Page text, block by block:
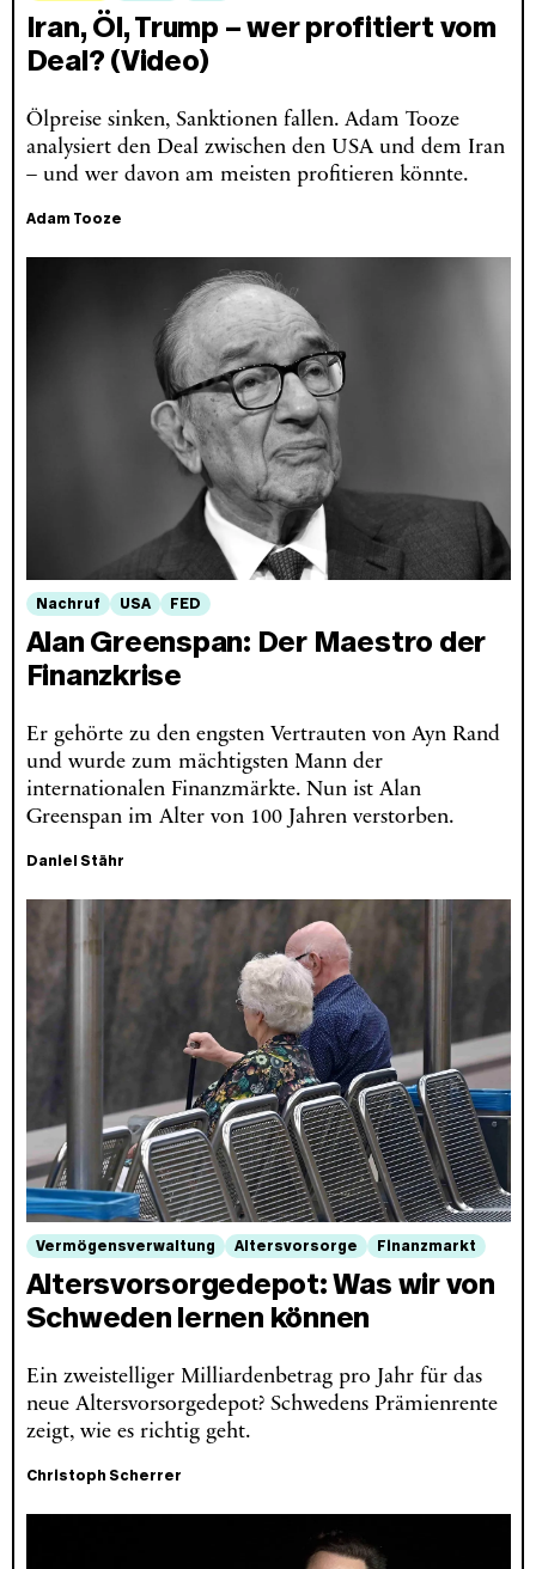
Iran, Öl, Trump – wer profitiert vom
Deal? (Video)
Ölpreise sinken, Sanktionen fallen. Adam Tooze
analysiert den Deal zwischen den USA und dem Iran
– und wer davon am meisten profitieren könnte.
Adam Tooze
Nachruf USA FED
Alan Greenspan: Der Maestro der
Finanzkrise
Er gehörte zu den engsten Vertrauten von Ayn Rand
und wurde zum mächtigsten Mann der
internationalen Finanzmärkte. Nun ist Alan
Greenspan im Alter von 100 Jahren verstorben.
Daniel Stähr
Vermögensverwaltung Altersvorsorge Finanzmarkt
Altersvorsorgedepot: Was wir von
Schweden lernen können
Ein zweistelliger Milliardenbetrag pro Jahr für das
neue Altersvorsorgedepot? Schwedens Prämienrente
zeigt, wie es richtig geht.
Christoph Scherrer